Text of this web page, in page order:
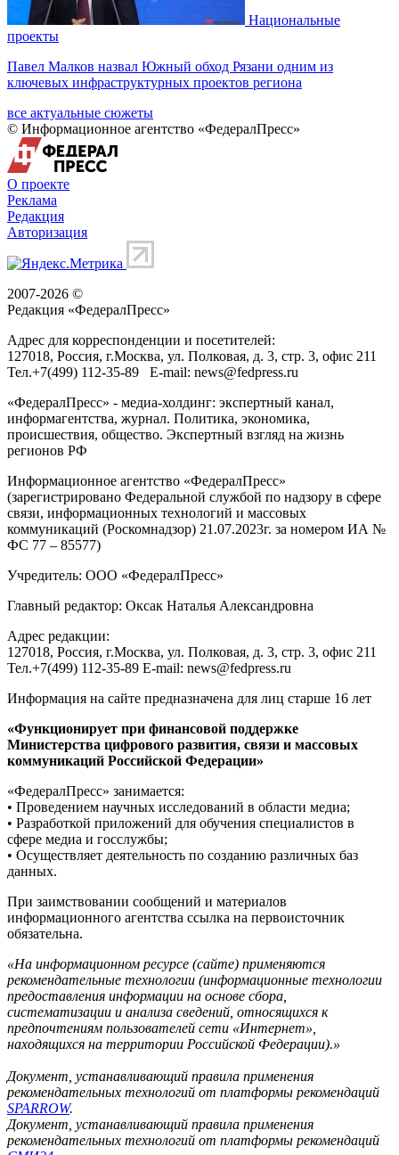
Национальные
проекты
Павел Малков назвал Южный обход Рязани одним из
ключевых инфраструктурных проектов региона
все актуальные сюжеты
© Информационное агентство «ФедералПресс»
О проекте
Реклама
Редакция
Авторизация
2007-2026 ©
Редакция «ФедералПресс»
Адрес для корреспонденции и посетителей:
127018, Россия, г.Москва, ул. Полковая, д. 3, стр. 3, офис 211
Тел.+7(499) 112-35-89 E-mail: news@fedpress.ru
«ФедералПресс» - медиа-холдинг: экспертный канал,
информагентства, журнал. Политика, экономика,
происшествия, общество. Экспертный взгляд на жизнь
регионов РФ
Информационное агентство «ФедералПресс»
(зарегистрировано Федеральной службой по надзору в сфере
связи, информационных технологий и массовых
коммуникаций (Роскомнадзор) 21.07.2023г. за номером ИА №
ФС 77 – 85577)
Учредитель: ООО «ФедералПресс»
Главный редактор: Оксак Наталья Александровна
Адрес редакции:
127018, Россия, г.Москва, ул. Полковая, д. 3, стр. 3, офис 211
Тел.+7(499) 112-35-89 E-mail: news@fedpress.ru
Информация на сайте предназначена для лиц старше 16 лет
«Функционирует при финансовой поддержке
Министерства цифрового развития, связи и массовых
коммуникаций Российской Федерации»
«ФедералПресс» занимается:
• Проведением научных исследований в области медиа;
• Разработкой приложений для обучения специалистов в
сфере медиа и госслужбы;
• Осуществляет деятельность по созданию различных баз
данных.
При заимствовании сообщений и материалов
информационного агентства ссылка на первоисточник
обязательна.
«На информационном ресурсе (сайте) применяются
рекомендательные технологии (информационные технологии
предоставления информации на основе сбора,
систематизации и анализа сведений, относящихся к
предпочтениям пользователей сети «Интернет»,
находящихся на территории Российской Федерации).»
Документ, устанавливающий правила применения
рекомендательных технологий от платформы рекомендаций
SPARROW.
Документ, устанавливающий правила применения
рекомендательных технологий от платформы рекомендаций